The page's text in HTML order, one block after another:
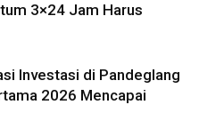
3×24 Jam Harus
Investasi di Pandeglang
2026 Mencapai